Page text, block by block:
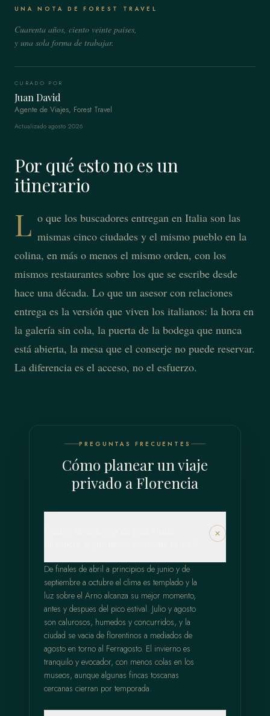
UNA NOTA DE FOREST TRAVEL
Cuarenta años, ciento veinte países,
y una sola forma de trabajar.
CURADO POR
Juan David
Agente de Viajes, Forest Travel
Actualizado agosto 2026
Por qué esto no es un
itinerario
L o que los buscadores entregan en Italia son las
mismas cinco ciudades y el mismo pueblo en la
colina, en más o menos el mismo orden, con los
mismos restaurantes sobre los que se escribe desde
hace una década. Lo que un asesor con relaciones
entrega es la versión que viven los italianos: la hora en
la galería sin cola, la puerta de la bodega que nunca
está abierta, la mesa que el conserje no puede reservar.
La diferencia es el acceso, no el esfuerzo.
PREGUNTAS FRECUENTES
Cómo planear un viaje
privado a Florencia
De finales de abril a principios de junio y de
septiembre a octubre el clima es templado y la
luz sobre el Arno alcanza su mejor momento,
antes y despues del pico estival. Julio y agosto
son calurosos, humedos y concurridos, y la
ciudad se vacia de florentinos a mediados de
agosto en torno al Ferragosto. El invierno es
tranquilo y evocador, con menos colas en los
museos, aunque algunas fincas toscanas
cercanas cierran por temporada.